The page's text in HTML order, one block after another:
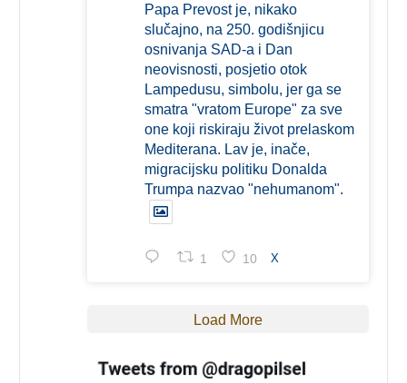
Papa Prevost je, nikako
slučajno, na 250. godišnjicu
osnivanja SAD-a i Dan
neovisnosti, posjetio otok
Lampedusu, simbolu, jer ga se
smatra "vratom Europe" za sve
one koji riskiraju život prelaskom
Mediterana. Lav je, inače,
migracijsku politiku Donalda
Trumpa nazvao "nehumanom".
1 10 X
Load More